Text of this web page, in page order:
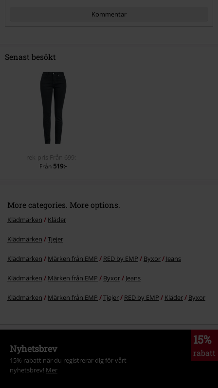
Kommentar
Skicka kommentar
Senast besökt
rek-pris Från 699:-
Från 519:-
More categories. More options.
Klädmärken Kläder
Klädmärken Tjejer
Klädmärken Märken från EMP RED by EMP Byxor Jeans
Klädmärken Märken från EMP Byxor Jeans
Klädmärken Märken från EMP Tjejer RED by EMP Kläder Byxor
15%
rabatt
Nyhetsbrev
15% rabatt när du registrerar dig för vårt
nyhetsbrev! Mer